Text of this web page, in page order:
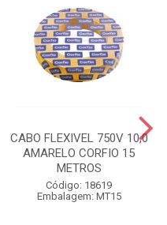
CABO FLEXIVEL 750V 10,0
AMARELO CORFIO 15
METROS
Código: 18619
Embalagem: MT15